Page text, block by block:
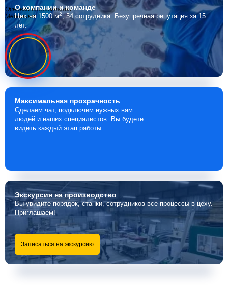
Основатель компании
Мебелино
О компаниии команде
Цех на 1500 м2, 54 сотрудника. Безупречная репутация за 15
лет.
Максимальная прозрачность
Сделаем чат, подключим нужных вам
людей и наших специалистов. Вы будете
видеть каждый этап работы.
Экскурсияна производство
Вы увидите порядок, станки, сотрудников все процессы в цеху.
Приглашаем!
Записаться на экскурсию